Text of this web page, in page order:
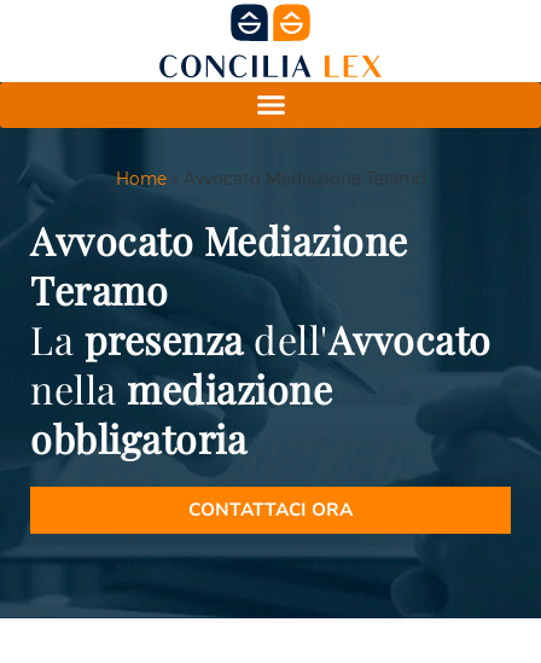
Home» Avvocato Mediazione Teramo
Avvocato Mediazione
Teramo
La presenzadell'Avvocato
nella mediazione
obbligatoria
CONTATTACI ORA